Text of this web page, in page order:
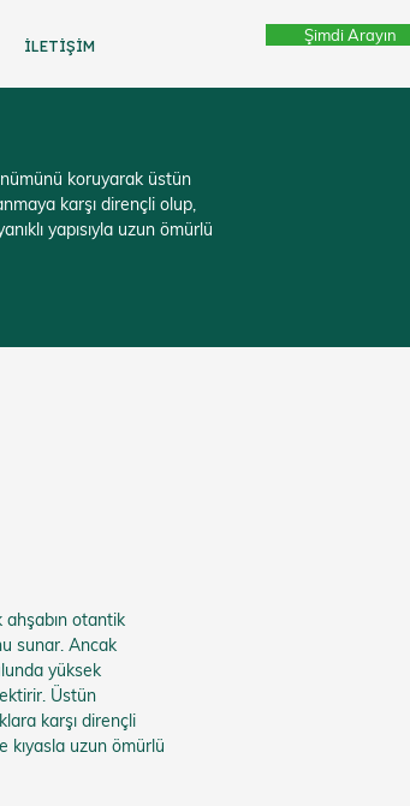
İLETİŞİM
Şimdi Arayın
koruyarak üstün
karşı dirençli olup,
yapısıyla uzun ömürlü
ahşabın otantik
sunar. Ancak
yüksek
Üstün
karşı dirençli
kıyasla uzun ömürlü